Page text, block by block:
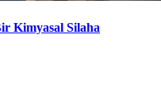
Kimyasal Silaha